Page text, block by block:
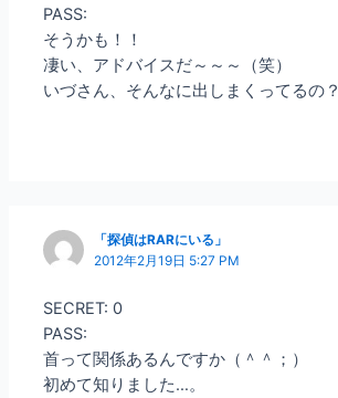
PASS:
そうかも！！
凄い、アドバイスだ～～～（笑）
いづさん、そんなに出しまくってるの？
「探偵はRARにいる」
2012年2月19日 5:27 PM
SECRET: 0
PASS:
首って関係あるんですか（＾＾；）
初めて知りました…。